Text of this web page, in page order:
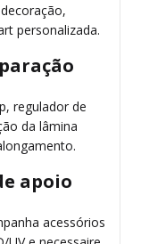
personalizada.
regulador de
da lâmina
apoio
acessórios